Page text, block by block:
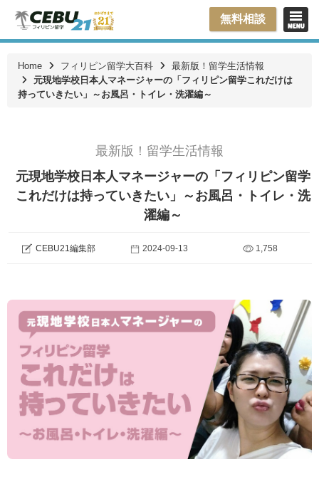
無料相談
Home フィリピン留学大百科
最新版！留学生活情報
元現地学校日本人マネージャーの「フィリピン留学これだけは
持っていきたい」～お風呂・トイレ・洗濯編～
最新版！留学生活情報
元現地学校日本人マネージャーの「フィリピン留学
これだけは持っていきたい」～お風呂・トイレ・洗
濯編～
CEBU21編集部 2024-09-13 1,758